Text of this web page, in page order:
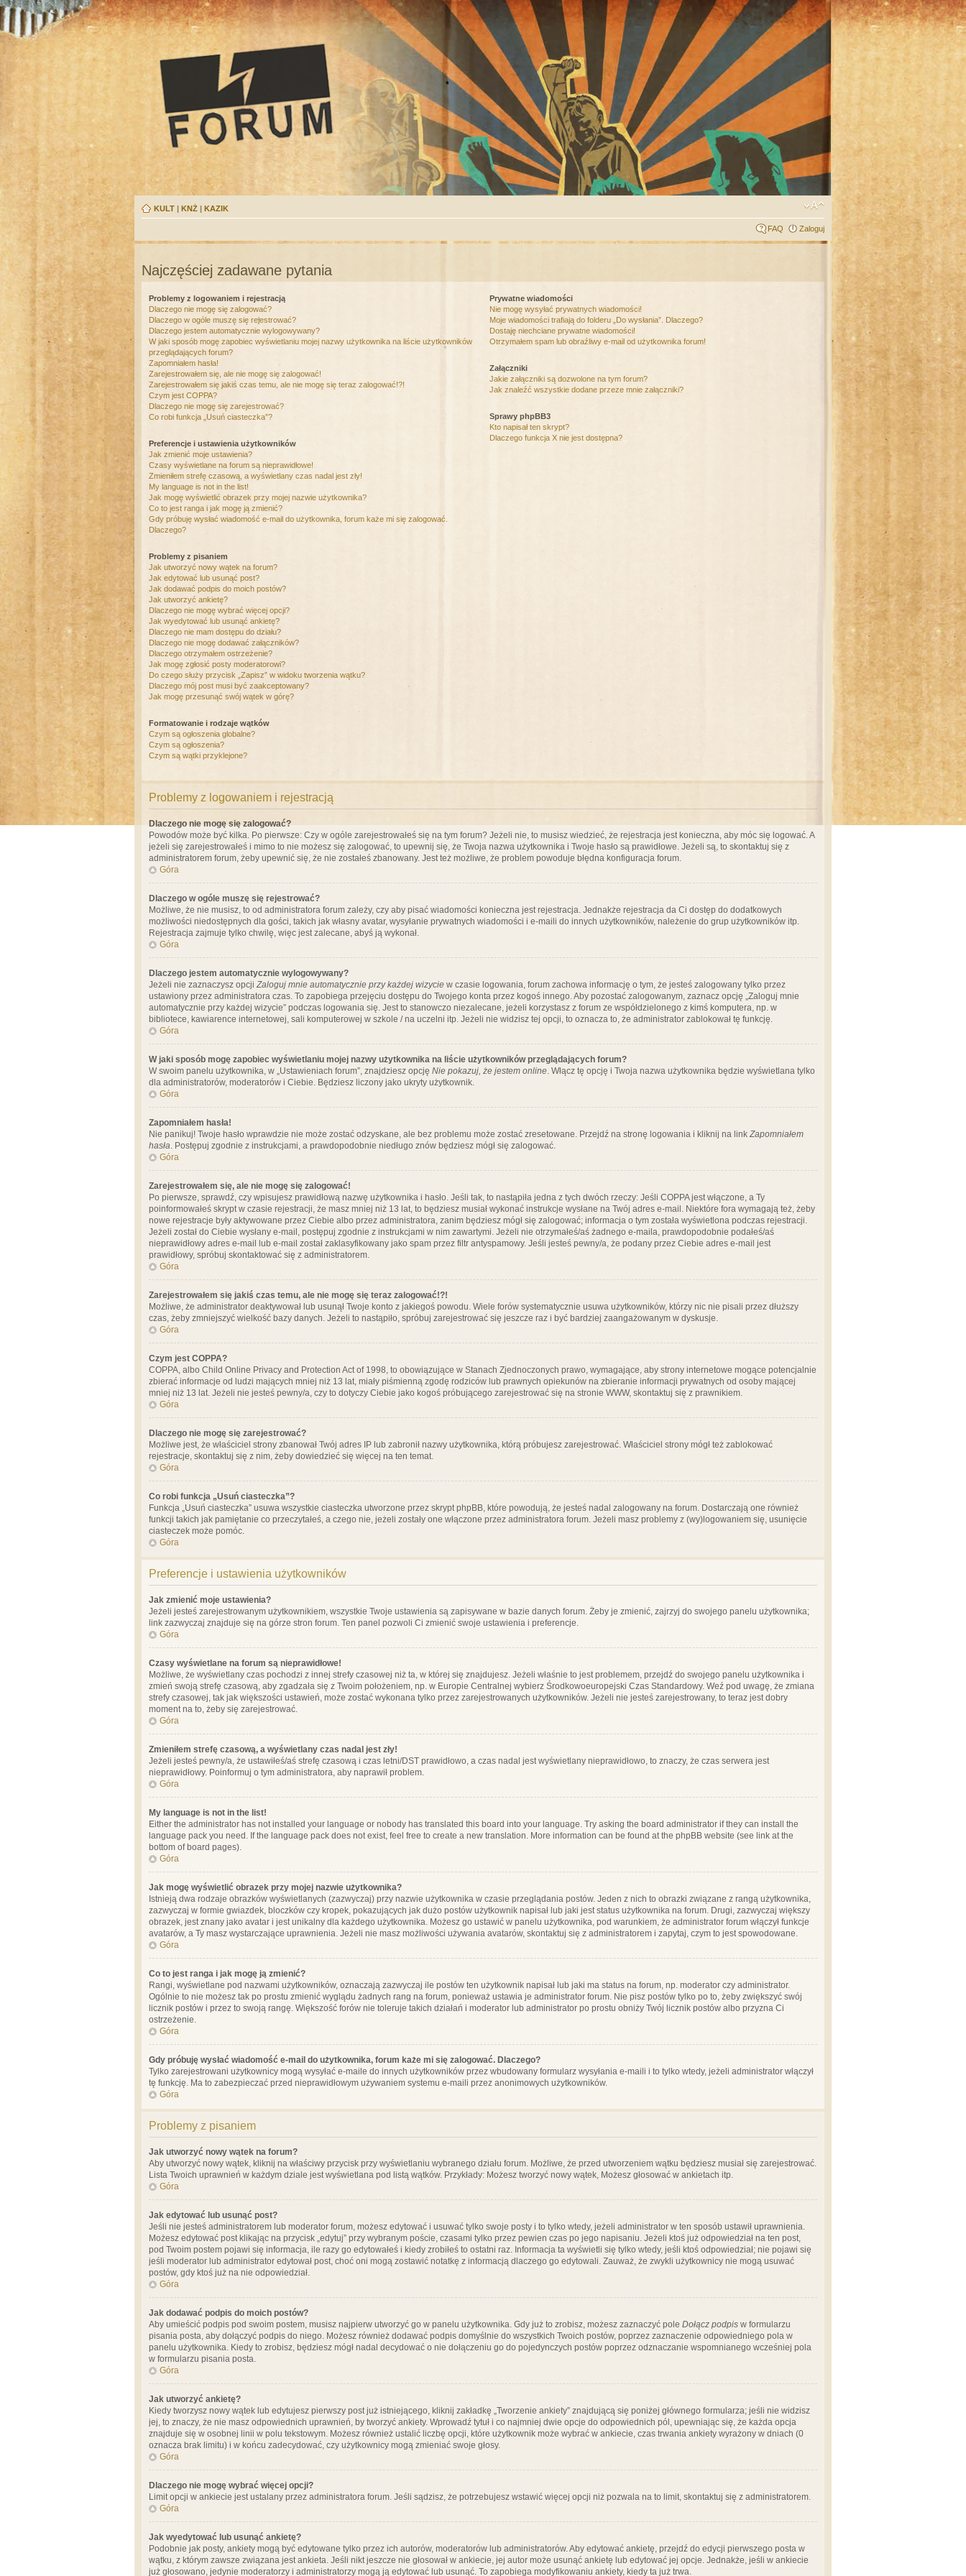
KULT | KNŻ | KAZIK
FAQ Zaloguj
Najczęściej zadawane pytania
Problemy z logowaniem i rejestracją
Dlaczego nie mogę się zalogować?
Dlaczego w ogóle muszę się rejestrować?
Dlaczego jestem automatycznie wylogowywany?
W jaki sposób mogę zapobiec wyświetlaniu mojej nazwy użytkownika na liście użytkowników
przeglądających forum?
Zapomniałem hasła!
Zarejestrowałem się, ale nie mogę się zalogować!
Zarejestrowałem się jakiś czas temu, ale nie mogę się teraz zalogować!?!
Czym jest COPPA?
Dlaczego nie mogę się zarejestrować?
Co robi funkcja „Usuń ciasteczka”?
Preferencje i ustawienia użytkowników
Jak zmienić moje ustawienia?
Czasy wyświetlane na forum są nieprawidłowe!
Zmieniłem strefę czasową, a wyświetlany czas nadal jest zły!
My language is not in the list!
Jak mogę wyświetlić obrazek przy mojej nazwie użytkownika?
Co to jest ranga i jak mogę ją zmienić?
Gdy próbuję wysłać wiadomość e-mail do użytkownika, forum każe mi się zalogować.
Dlaczego?
Problemy z pisaniem
Jak utworzyć nowy wątek na forum?
Jak edytować lub usunąć post?
Jak dodawać podpis do moich postów?
Jak utworzyć ankietę?
Dlaczego nie mogę wybrać więcej opcji?
Jak wyedytować lub usunąć ankietę?
Dlaczego nie mam dostępu do działu?
Dlaczego nie mogę dodawać załączników?
Dlaczego otrzymałem ostrzeżenie?
Jak mogę zgłosić posty moderatorowi?
Do czego służy przycisk „Zapisz” w widoku tworzenia wątku?
Dlaczego mój post musi być zaakceptowany?
Jak mogę przesunąć swój wątek w górę?
Formatowanie i rodzaje wątków
Czym są ogłoszenia globalne?
Czym są ogłoszenia?
Czym są wątki przyklejone?
Prywatne wiadomości
Nie mogę wysyłać prywatnych wiadomości!
Moje wiadomości trafiają do folderu „Do wysłania”. Dlaczego?
Dostaję niechciane prywatne wiadomości!
Otrzymałem spam lub obraźliwy e-mail od użytkownika forum!
Załączniki
Jakie załączniki są dozwolone na tym forum?
Jak znaleźć wszystkie dodane przeze mnie załączniki?
Sprawy phpBB3
Kto napisał ten skrypt?
Dlaczego funkcja X nie jest dostępna?
Problemy z logowaniem i rejestracją
Dlaczego nie mogę się zalogować?
Powodów może być kilka. Po pierwsze: Czy w ogóle zarejestrowałeś się na tym forum? Jeżeli nie, to musisz wiedzieć, że rejestracja jest konieczna, aby móc się logować. A
jeżeli się zarejestrowałeś i mimo to nie możesz się zalogować, to upewnij się, że Twoja nazwa użytkownika i Twoje hasło są prawidłowe. Jeżeli są, to skontaktuj się z
administratorem forum, żeby upewnić się, że nie zostałeś zbanowany. Jest też możliwe, że problem powoduje błędna konfiguracja forum.
Góra
Dlaczego w ogóle muszę się rejestrować?
Możliwe, że nie musisz, to od administratora forum zależy, czy aby pisać wiadomości konieczna jest rejestracja. Jednakże rejestracja da Ci dostęp do dodatkowych
możliwości niedostępnych dla gości, takich jak własny avatar, wysyłanie prywatnych wiadomości i e-maili do innych użytkowników, należenie do grup użytkowników itp.
Rejestracja zajmuje tylko chwilę, więc jest zalecane, abyś ją wykonał.
Góra
Dlaczego jestem automatycznie wylogowywany?
Jeżeli nie zaznaczysz opcji Zaloguj mnie automatycznie przy każdej wizycie w czasie logowania, forum zachowa informację o tym, że jesteś zalogowany tylko przez
ustawiony przez administratora czas. To zapobiega przejęciu dostępu do Twojego konta przez kogoś innego. Aby pozostać zalogowanym, zaznacz opcję „Zaloguj mnie
automatycznie przy każdej wizycie” podczas logowania się. Jest to stanowczo niezalecane, jeżeli korzystasz z forum ze współdzielonego z kimś komputera, np. w
bibliotece, kawiarence internetowej, sali komputerowej w szkole / na uczelni itp. Jeżeli nie widzisz tej opcji, to oznacza to, że administrator zablokował tę funkcję.
Góra
W jaki sposób mogę zapobiec wyświetlaniu mojej nazwy użytkownika na liście użytkowników przeglądających forum?
W swoim panelu użytkownika, w „Ustawieniach forum”, znajdziesz opcję Nie pokazuj, że jestem online. Włącz tę opcję i Twoja nazwa użytkownika będzie wyświetlana tylko
dla administratorów, moderatorów i Ciebie. Będziesz liczony jako ukryty użytkownik.
Góra
Zapomniałem hasła!
Nie panikuj! Twoje hasło wprawdzie nie może zostać odzyskane, ale bez problemu może zostać zresetowane. Przejdź na stronę logowania i kliknij na link Zapomniałem
hasła. Postępuj zgodnie z instrukcjami, a prawdopodobnie niedługo znów będziesz mógł się zalogować.
Góra
Zarejestrowałem się, ale nie mogę się zalogować!
Po pierwsze, sprawdź, czy wpisujesz prawidłową nazwę użytkownika i hasło. Jeśli tak, to nastąpiła jedna z tych dwóch rzeczy: Jeśli COPPA jest włączone, a Ty
poinformowałeś skrypt w czasie rejestracji, że masz mniej niż 13 lat, to będziesz musiał wykonać instrukcje wysłane na Twój adres e-mail. Niektóre fora wymagają też, żeby
nowe rejestracje były aktywowane przez Ciebie albo przez administratora, zanim będziesz mógł się zalogować; informacja o tym została wyświetlona podczas rejestracji.
Jeżeli został do Ciebie wysłany e-mail, postępuj zgodnie z instrukcjami w nim zawartymi. Jeżeli nie otrzymałeś/aś żadnego e-maila, prawdopodobnie podałeś/aś
nieprawidłowy adres e-mail lub e-mail został zaklasyfikowany jako spam przez filtr antyspamowy. Jeśli jesteś pewny/a, że podany przez Ciebie adres e-mail jest
prawidłowy, spróbuj skontaktować się z administratorem.
Góra
Zarejestrowałem się jakiś czas temu, ale nie mogę się teraz zalogować!?!
Możliwe, że administrator deaktywował lub usunął Twoje konto z jakiegoś powodu. Wiele forów systematycznie usuwa użytkowników, którzy nic nie pisali przez dłuższy
czas, żeby zmniejszyć wielkość bazy danych. Jeżeli to nastąpiło, spróbuj zarejestrować się jeszcze raz i być bardziej zaangażowanym w dyskusje.
Góra
Czym jest COPPA?
COPPA, albo Child Online Privacy and Protection Act of 1998, to obowiązujące w Stanach Zjednoczonych prawo, wymagające, aby strony internetowe mogące potencjalnie
zbierać informacje od ludzi mających mniej niż 13 lat, miały piśmienną zgodę rodziców lub prawnych opiekunów na zbieranie informacji prywatnych od osoby mającej
mniej niż 13 lat. Jeżeli nie jesteś pewny/a, czy to dotyczy Ciebie jako kogoś próbującego zarejestrować się na stronie WWW, skontaktuj się z prawnikiem.
Góra
Dlaczego nie mogę się zarejestrować?
Możliwe jest, że właściciel strony zbanował Twój adres IP lub zabronił nazwy użytkownika, którą próbujesz zarejestrować. Właściciel strony mógł też zablokować
rejestracje, skontaktuj się z nim, żeby dowiedzieć się więcej na ten temat.
Góra
Co robi funkcja „Usuń ciasteczka”?
Funkcja „Usuń ciasteczka” usuwa wszystkie ciasteczka utworzone przez skrypt phpBB, które powodują, że jesteś nadal zalogowany na forum. Dostarczają one również
funkcji takich jak pamiętanie co przeczytałeś, a czego nie, jeżeli zostały one włączone przez administratora forum. Jeżeli masz problemy z (wy)logowaniem się, usunięcie
ciasteczek może pomóc.
Góra
Preferencje i ustawienia użytkowników
Jak zmienić moje ustawienia?
Jeżeli jesteś zarejestrowanym użytkownikiem, wszystkie Twoje ustawienia są zapisywane w bazie danych forum. Żeby je zmienić, zajrzyj do swojego panelu użytkownika;
link zazwyczaj znajduje się na górze stron forum. Ten panel pozwoli Ci zmienić swoje ustawienia i preferencje.
Góra
Czasy wyświetlane na forum są nieprawidłowe!
Możliwe, że wyświetlany czas pochodzi z innej strefy czasowej niż ta, w której się znajdujesz. Jeżeli właśnie to jest problemem, przejdź do swojego panelu użytkownika i
zmień swoją strefę czasową, aby zgadzała się z Twoim położeniem, np. w Europie Centralnej wybierz Środkowoeuropejski Czas Standardowy. Weź pod uwagę, że zmiana
strefy czasowej, tak jak większości ustawień, może zostać wykonana tylko przez zarejestrowanych użytkowników. Jeżeli nie jesteś zarejestrowany, to teraz jest dobry
moment na to, żeby się zarejestrować.
Góra
Zmieniłem strefę czasową, a wyświetlany czas nadal jest zły!
Jeżeli jesteś pewny/a, że ustawiłeś/aś strefę czasową i czas letni/DST prawidłowo, a czas nadal jest wyświetlany nieprawidłowo, to znaczy, że czas serwera jest
nieprawidłowy. Poinformuj o tym administratora, aby naprawił problem.
Góra
My language is not in the list!
Either the administrator has not installed your language or nobody has translated this board into your language. Try asking the board administrator if they can install the
language pack you need. If the language pack does not exist, feel free to create a new translation. More information can be found at the phpBB website (see link at the
bottom of board pages).
Góra
Jak mogę wyświetlić obrazek przy mojej nazwie użytkownika?
Istnieją dwa rodzaje obrazków wyświetlanych (zazwyczaj) przy nazwie użytkownika w czasie przeglądania postów. Jeden z nich to obrazki związane z rangą użytkownika,
zazwyczaj w formie gwiazdek, bloczków czy kropek, pokazujących jak dużo postów użytkownik napisał lub jaki jest status użytkownika na forum. Drugi, zazwyczaj większy
obrazek, jest znany jako avatar i jest unikalny dla każdego użytkownika. Możesz go ustawić w panelu użytkownika, pod warunkiem, że administrator forum włączył funkcje
avatarów, a Ty masz wystarczające uprawnienia. Jeżeli nie masz możliwości używania avatarów, skontaktuj się z administratorem i zapytaj, czym to jest spowodowane.
Góra
Co to jest ranga i jak mogę ją zmienić?
Rangi, wyświetlane pod nazwami użytkowników, oznaczają zazwyczaj ile postów ten użytkownik napisał lub jaki ma status na forum, np. moderator czy administrator.
Ogólnie to nie możesz tak po prostu zmienić wyglądu żadnych rang na forum, ponieważ ustawia je administrator forum. Nie pisz postów tylko po to, żeby zwiększyć swój
licznik postów i przez to swoją rangę. Większość forów nie toleruje takich działań i moderator lub administrator po prostu obniży Twój licznik postów albo przyzna Ci
ostrzeżenie.
Góra
Gdy próbuję wysłać wiadomość e-mail do użytkownika, forum każe mi się zalogować. Dlaczego?
Tylko zarejestrowani użytkownicy mogą wysyłać e-maile do innych użytkowników przez wbudowany formularz wysyłania e-maili i to tylko wtedy, jeżeli administrator włączył
tę funkcję. Ma to zabezpieczać przed nieprawidłowym używaniem systemu e-maili przez anonimowych użytkowników.
Góra
Problemy z pisaniem
Jak utworzyć nowy wątek na forum?
Aby utworzyć nowy wątek, kliknij na właściwy przycisk przy wyświetlaniu wybranego działu forum. Możliwe, że przed utworzeniem wątku będziesz musiał się zarejestrować.
Lista Twoich uprawnień w każdym dziale jest wyświetlana pod listą wątków. Przykłady: Możesz tworzyć nowy wątek, Możesz głosować w ankietach itp.
Góra
Jak edytować lub usunąć post?
Jeśli nie jesteś administratorem lub moderator forum, możesz edytować i usuwać tylko swoje posty i to tylko wtedy, jeżeli administrator w ten sposób ustawił uprawnienia.
Możesz edytować post klikając na przycisk „edytuj” przy wybranym poście, czasami tylko przez pewien czas po jego napisaniu. Jeżeli ktoś już odpowiedział na ten post,
pod Twoim postem pojawi się informacja, ile razy go edytowałeś i kiedy zrobiłeś to ostatni raz. Informacja ta wyświetli się tylko wtedy, jeśli ktoś odpowiedział; nie pojawi się
jeśli moderator lub administrator edytował post, choć oni mogą zostawić notatkę z informacją dlaczego go edytowali. Zauważ, że zwykli użytkownicy nie mogą usuwać
postów, gdy ktoś już na nie odpowiedział.
Góra
Jak dodawać podpis do moich postów?
Aby umieścić podpis pod swoim postem, musisz najpierw utworzyć go w panelu użytkownika. Gdy już to zrobisz, możesz zaznaczyć pole Dołącz podpis w formularzu
pisania posta, aby dołączyć podpis do niego. Możesz również dodawać podpis domyślnie do wszystkich Twoich postów, poprzez zaznaczenie odpowiedniego pola w
panelu użytkownika. Kiedy to zrobisz, będziesz mógł nadal decydować o nie dołączeniu go do pojedynczych postów poprzez odznaczanie wspomnianego wcześniej pola
w formularzu pisania posta.
Góra
Jak utworzyć ankietę?
Kiedy tworzysz nowy wątek lub edytujesz pierwszy post już istniejącego, kliknij zakładkę „Tworzenie ankiety” znajdującą się poniżej głównego formularza; jeśli nie widzisz
jej, to znaczy, że nie masz odpowiednich uprawnień, by tworzyć ankiety. Wprowadź tytuł i co najmniej dwie opcje do odpowiednich pól, upewniając się, że każda opcja
znajduje się w osobnej linii w polu tekstowym. Możesz również ustalić liczbę opcji, które użytkownik może wybrać w ankiecie, czas trwania ankiety wyrażony w dniach (0
oznacza brak limitu) i w końcu zadecydować, czy użytkownicy mogą zmieniać swoje głosy.
Góra
Dlaczego nie mogę wybrać więcej opcji?
Limit opcji w ankiecie jest ustalany przez administratora forum. Jeśli sądzisz, że potrzebujesz wstawić więcej opcji niż pozwala na to limit, skontaktuj się z administratorem.
Góra
Jak wyedytować lub usunąć ankietę?
Podobnie jak posty, ankiety mogą być edytowane tylko przez ich autorów, moderatorów lub administratorów. Aby edytować ankietę, przejdź do edycji pierwszego posta w
wątku, z którym zawsze związana jest ankieta. Jeśli nikt jeszcze nie głosował w ankiecie, jej autor może usunąć ankietę lub edytować jej opcje. Jednakże, jeśli w ankiecie
już głosowano, jedynie moderatorzy i administratorzy mogą ją edytować lub usunąć. To zapobiega modyfikowaniu ankiety, kiedy ta już trwa.